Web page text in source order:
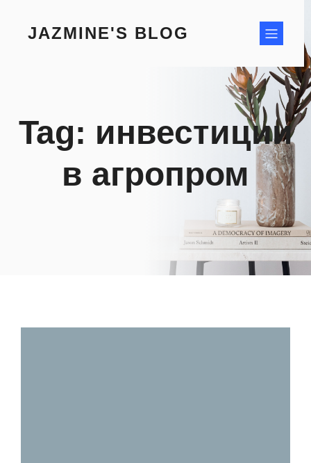
contentJAZMINE'S BLOG
Tag: инвестиции
в агропром